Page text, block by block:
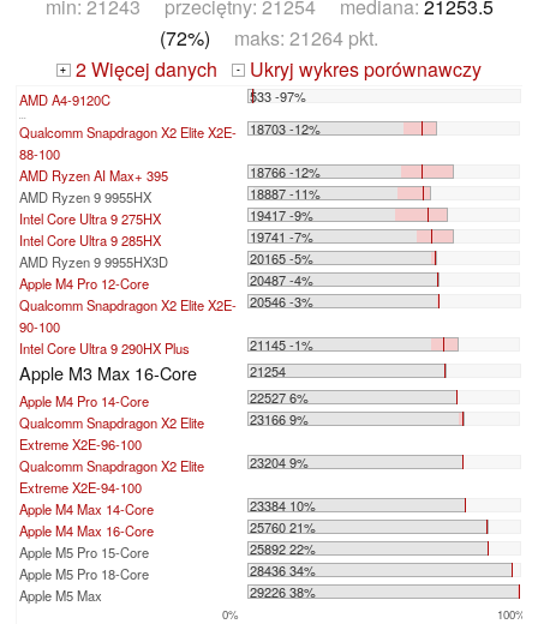
min: 21243 przeciętny: 21254 mediana: 21253.5
(72%) maks: 21264 pkt.
+ 2 Więcej danych - Ukryj wykres porównawczy
AMD A4-9120C 533 -97%
Qualcomm Snapdragon X2 Elite X2E-
88-100
18703 -12%
AMD Ryzen AI Max+ 395
18766 -12%
AMD Ryzen 9 9955HX
18887 -11%
Intel Core Ultra 9 275HX
19417 -9%
Intel Core Ultra 9 285HX
19741 -7%
AMD Ryzen 9 9955HX3D
20165 -5%
Apple M4 Pro 12-Core
20487 -4%
Qualcomm Snapdragon X2 Elite X2E-
90-100
20546 -3%
Intel Core Ultra 9 290HX Plus 21145 -1%
Apple M3 Max 16-Core
21254
Apple M4 Pro 14-Core
22527 6%
Qualcomm Snapdragon X2 Elite
Extreme X2E-96-100
23166 9%
Qualcomm Snapdragon X2 Elite
Extreme X2E-94-100
23204 9%
Apple M4 Max 14-Core
23384 10%
Apple M4 Max 16-Core
25760 21%
Apple M5 Pro 15-Core
25892 22%
Apple M5 Pro 18-Core
28436 34%
Apple M5 Max
29226 38%
0% 100%